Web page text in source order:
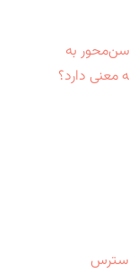
سن‌محور به
معنی دارد؟